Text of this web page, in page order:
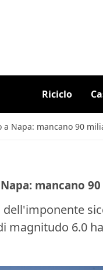
Riciclo
a Napa: mancano 90
mancano
6.0